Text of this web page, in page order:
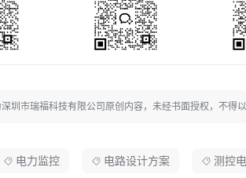
圳市瑞福科技有限公司原创内容，未经书面授权，不得
电力监控 电路设计方案 测控